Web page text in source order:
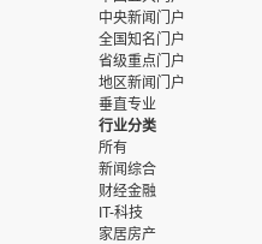
中央新闻门户
全国知名门户
省级重点门户
地区新闻门户
垂直专业
行业分类
所有
新闻综合
财经金融
IT-科技
家居房产